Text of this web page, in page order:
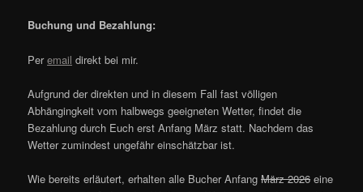
Buchung und Bezahlung:
Peremail direkt bei mir.
Aufgrund der direkten und in diesem Fall fast völligen
Abhängingkeit vom halbwegs geeigneten Wetter, findet die
Bezahlung durch Euch erst Anfang März statt. Nachdem das
Wetter zumindest ungefähr einschätzbar ist.
Wie bereits erläutert, erhalten alle Bucher AnfangMärz 2026 eine